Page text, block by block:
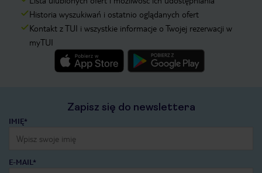
Historia wyszukiwań i ostatnio oglądanych ofert
Kontakt z TUI i wszystkie informacje o Twojej rezerwacji w
myTUI
Zapisz się do newslettera
IMIĘ*
E-MAIL*